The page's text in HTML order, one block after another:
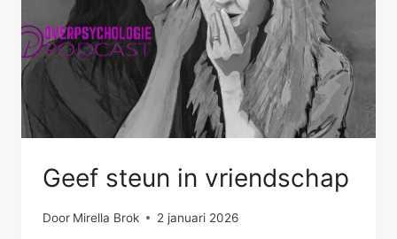
Geef steun in vriendschap
Door Mirella Brok 2 januari 2026